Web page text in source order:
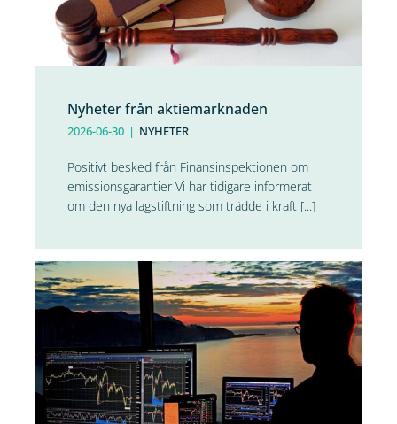
Nyheter från aktiemarknaden
2026-06-30 | NYHETER
Positivt besked från Finansinspektionen om
emissionsgarantier Vi har tidigare informerat
om den nya lagstiftning som trädde i kraft [...]